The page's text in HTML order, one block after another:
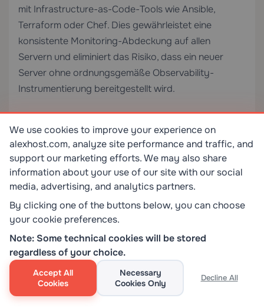
mit Infrastructure-as-Code-Tools wie Ansible,
Terraform oder Chef. Dies gewährleistet eine
konsistente Monitoring-Abdeckung auf allen
Servern und eliminiert das Risiko, dass ein neuer
Server ohne ordnungsgemäße Observability-
Instrumentierung bereitgestellt wird.
implementieren
In extrem hochdurchsatzfähigen Umgebungen kann
das Protokollieren jedes einzelnen Ereignisses auf
DEBUG-Ebene täglich Terabytes an Daten erzeugen
und die Anwendungsleistung beeinträchtigen.
Implementieren Sie intelligentes Log-Sampling –
100% der Fehler und Warnungen protokollieren, aber
nur einen konfigurierbaren Prozentsatz der
Informations- und Debug-Meldungen. Passen Sie
die Sampling-Raten dynamisch basierend auf der
Systemlast an.
We use cookies to improve your experience on
alexhost.com, analyze site performance and traffic, and
support our marketing efforts. We may also share
information about your use of our site with our social
media, advertising, and analytics partners.
By clicking one of the buttons below, you can choose
your cookie preferences.
Note: Some technical cookies will be stored
regardless of your choice.
Accept All
Cookies
Necessary
Cookies Only
Decline All